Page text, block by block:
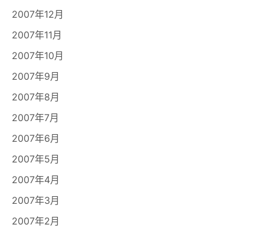
2007年12月
2007年11月
2007年10月
2007年9月
2007年8月
2007年7月
2007年6月
2007年5月
2007年4月
2007年3月
2007年2月